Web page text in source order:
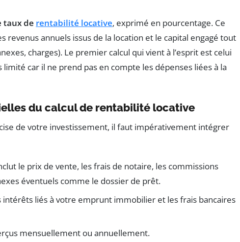
taux de rentabilité locative, exprimé en pourcentage. Ce
annuels issus de la location et le capital engagé tout
charges). Le premier calcul qui vient à l’esprit est celui
car il ne prend pas en compte les dépenses liées à la
du calcul de rentabilité locative
de votre investissement, il faut impérativement intégrer
le prix de vente, les frais de notaire, les commissions
éventuels comme le dossier de prêt.
intérêts liés à votre emprunt immobilier et les frais bancaires
mensuellement ou annuellement.